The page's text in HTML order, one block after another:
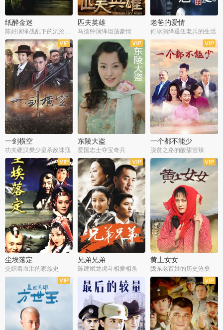
纸醉金迷 匹夫英雄
马德钟演绎坦荡豪情
老爸的爱情
何冰演绎退伍老兵的生活
全40集
一剑横空
功夫硬汉樊少皇杀敌诛寇
全33集
东陵大盗
爱国志士夺宝奇兵
全36集
一个都不能少
脱贫之路的酸甜苦辣
全25集
尘埃落定
交织着血泪的家族史
全50集
兄弟兄弟
陈建斌龙虎斗相爱相杀
全23集
黄土女女
陇东老百姓的历史沧桑
全36集
全28集 全44集